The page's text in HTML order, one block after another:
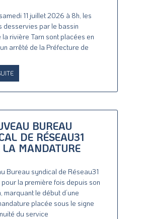
11 juillet 2026 à 8h, les
desservies par le bassin
rivière Tarn sont placées en
arrêté de la Préfecture de
BUREAU
DE RÉSEAU31
LA MANDATURE
Bureau syndical de Réseau31
pour la première fois depuis son
marquant le début d’une
placée sous le signe
du service